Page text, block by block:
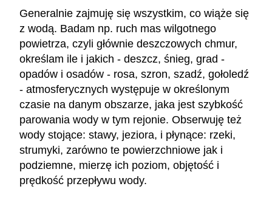
Generalnie zajmuję się wszystkim, co wiąże się
z wodą. Badam np. ruch mas wilgotnego
powietrza, czyli głównie deszczowych chmur,
określam ile i jakich - deszcz, śnieg, grad -
opadów i osadów - rosa, szron, szadź, gołoledź
- atmosferycznych występuje w określonym
czasie na danym obszarze, jaka jest szybkość
parowania wody w tym rejonie. Obserwuję też
wody stojące: stawy, jeziora, i płynące: rzeki,
strumyki, zarówno te powierzchniowe jak i
podziemne, mierzę ich poziom, objętość i
prędkość przepływu wody.